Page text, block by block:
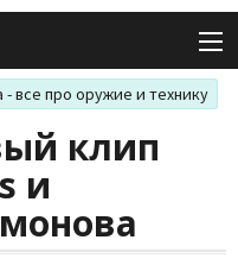
все про оружие и технику
клип
и